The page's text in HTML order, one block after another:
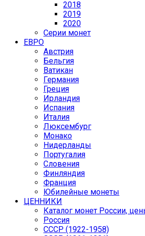
2018
2019
2020
Серии монет
ЕВРО
Австрия
Бельгия
Ватикан
Германия
Греция
Ирландия
Испания
Италия
Люксембург
Монако
Нидерланды
Португалия
Словения
Финляндия
Франция
Юбилейные монеты
ЦЕННИКИ
Каталог монет России,
Россия
СССР (1922-1958)